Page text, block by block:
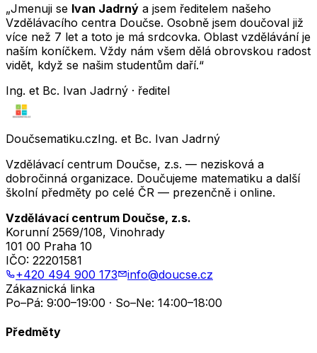
„Jmenuji se Ivan Jadrný a jsem ředitelem našeho
Vzdělávacího centra Doučse. Osobně jsem doučoval již
více než 7 let a toto je má srdcovka. Oblast vzdělávání je
naším koníčkem. Vždy nám všem dělá obrovskou radost
vidět, když se našim studentům daří.“
Ing. et Bc. Ivan Jadrný · ředitel
Doučsematiku.czIng. et Bc. Ivan Jadrný
Vzdělávací centrum Doučse, z.s. — nezisková a
dobročinná organizace. Doučujeme matematiku a další
školní předměty po celé ČR — prezenčně i online.
Vzdělávací centrum Doučse, z.s.
Korunní 2569/108, Vinohrady
101 00 Praha 10
IČO: 22201581
+420 494 900 173
info@doucse.cz
Zákaznická linka
Po–Pá: 9:00–19:00 · So–Ne: 14:00–18:00
Předměty